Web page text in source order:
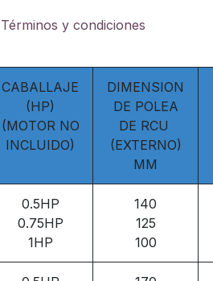
Términos y condiciones
CABALLAJE
(HP)
(MOTOR NO
INCLUIDO)
DIMENSION
DE POLEA
DE RCU
(EXTERNO)
MM
0.5HP
0.75HP
1HP
140
125
100